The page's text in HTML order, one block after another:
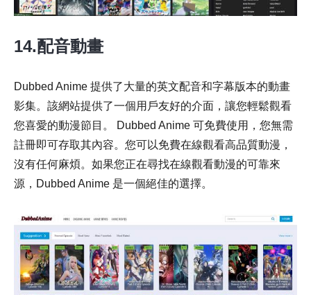
14.配音動畫
Dubbed Anime 提供了大量的英文配音和字幕版本的動畫
影集。該網站提供了一個用戶友好的介面，讓您輕鬆觀看
您喜愛的動漫節目。 Dubbed Anime 可免費使用，您無需
註冊即可存取其內容。您可以免費在線觀看高品質動漫，
沒有任何麻煩。如果您正在尋找在線觀看動漫的可靠來
源，Dubbed Anime 是一個絕佳的選擇。